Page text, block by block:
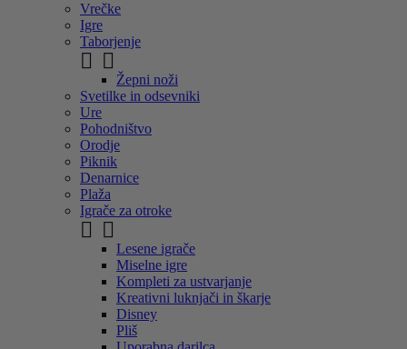
Vrečke
Igre
Taborjenje
 
Žepni noži
Svetilke in odsevniki
Ure
Pohodništvo
Orodje
Piknik
Denarnice
Plaža
Igrače za otroke
 
Lesene igrače
Miselne igre
Kompleti za ustvarjanje
Kreativni luknjači in škarje
Disney
Pliš